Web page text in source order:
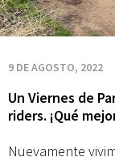
junto
a
Trail
9 DE AGOSTO, 2022
Un Viernes de
riders. ¡Qué
Nuevamente